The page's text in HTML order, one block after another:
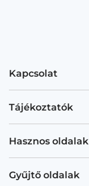
Kapcsolat
Tájékoztatók
Hasznos oldalak
Gyűjtő oldalak